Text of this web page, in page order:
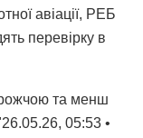
авіації, РЕБ
перевірку в
та менш
05:53 •